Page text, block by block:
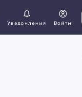
Уведомления Войти